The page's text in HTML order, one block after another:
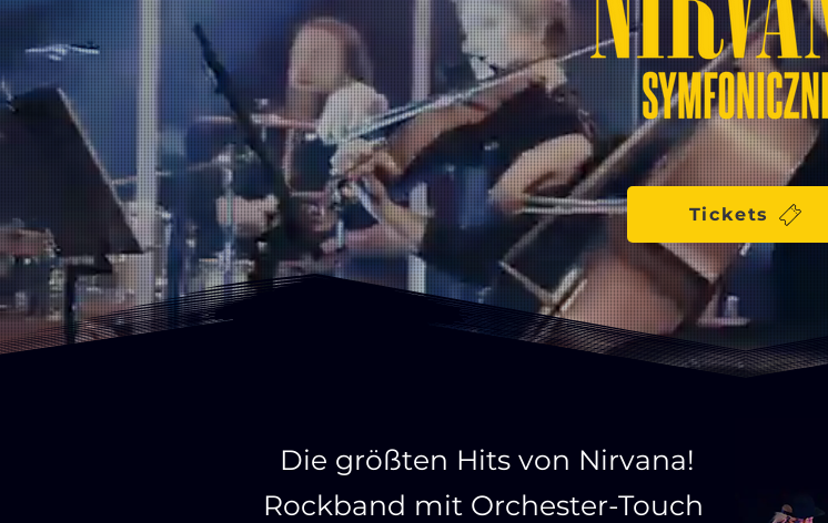
Tickets
Die größten Hits von Nirvana!
Rockband mit Orchester-Touch